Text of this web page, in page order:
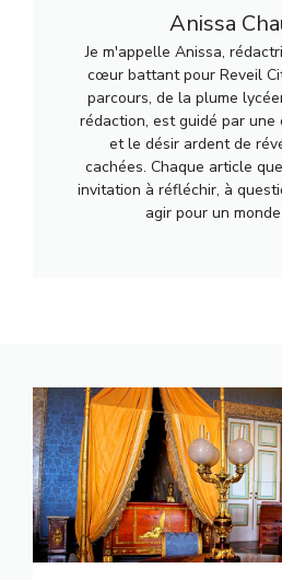
Anissa
Je m'appelle Anissa,
cœur battant pour Reveil
parcours, de la plume
rédaction, est guidé par une
et le désir ardent de
cachées. Chaque article
invitation à réfléchir, à
agir pour un